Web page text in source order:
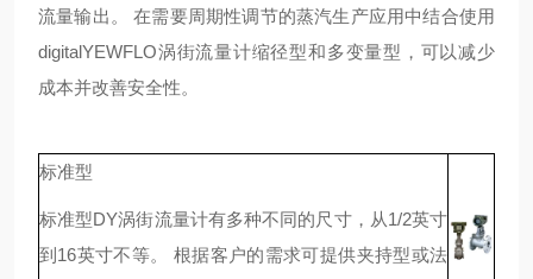
流量输出。 在需要周期性调节的蒸汽生产应用中结合使用
digitalYEWFLO涡街流量计缩径型和多变量型，可以减少
成本并改善安全性。
标准型
标准型DY涡街流量计有多种不同的尺寸，从1/2英寸
到16英寸不等。 根据客户的需求可提供夹持型或法